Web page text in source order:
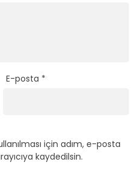
E-posta *
için adım, e-posta
kaydedilsin.